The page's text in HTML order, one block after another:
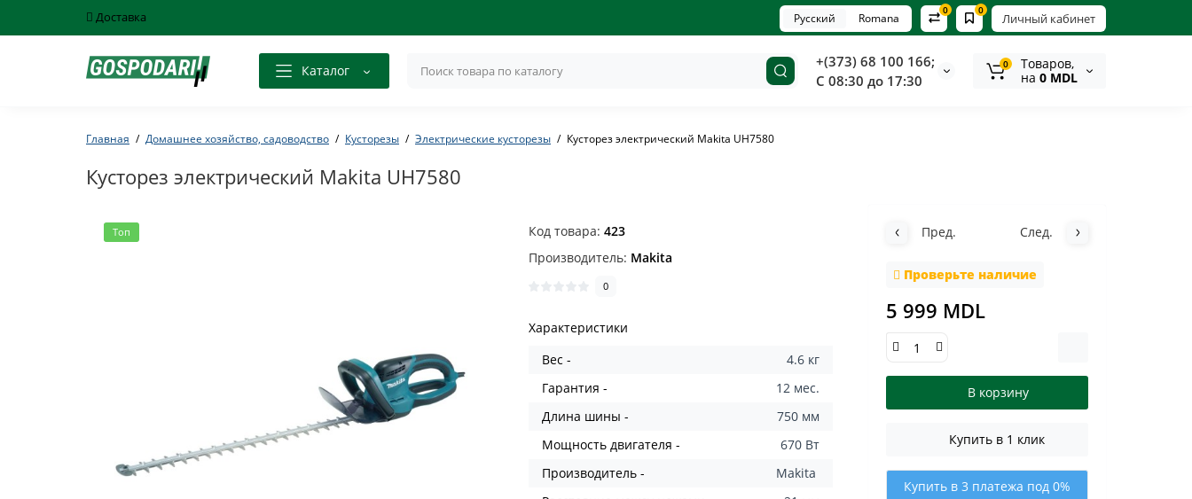
Доставка Личный кабинет
0
0
Русский Romana
Каталог
+(373) 68 100 166;
С 08:30 до 17:30
0
Tоваров,
на 0 MDL
Главная Домашнее хозяйство, садоводство Кусторезы Электрические кусторезы Кусторез электрический Makita UH7580
Кусторез электрический Makita UH7580
Топ Код товара:423
Производитель: Makita
0
Характеристики
Вес -
4.6 кг
Гарантия -
12 мес.
Длина шины -
750 мм
Мощность двигателя -
670 Вт
Производитель -
Makita
Пред. След.
Проверьте наличие
5 999 MDL
В корзину
Купить в 1 клик
Купить в 3 платежа под 0%